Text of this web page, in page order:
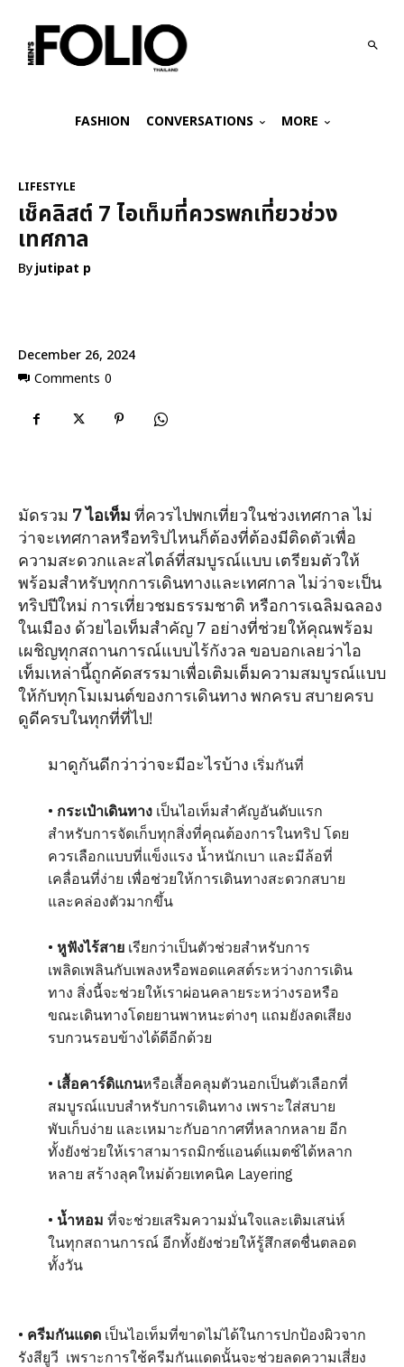
FASHION CONVERSATIONS MORE
December 26, 2024
Comments 0
LIFESTYLE
เช็คลิสต์ 7 ไอเท็มที่ควรพกเที่ยวช่วง
เทศกาล
Byjutipat p
มัดรวม 7 ไอเท็ม ที่ควรไปพกเที่ยวในช่วงเทศกาล ไม่
ว่าจะเทศกาลหรือทริปไหนก็ต้องที่ต้องมีติดตัวเพื่อ
ความสะดวกและสไตล์ที่สมบูรณ์แบบ เตรียมตัวให้
พร้อมสำหรับทุกการเดินทางและเทศกาล ไม่ว่าจะเป็น
ทริปปีใหม่ การเที่ยวชมธรรมชาติ หรือการเฉลิมฉลอง
ในเมือง ด้วยไอเท็มสำคัญ 7 อย่างที่ช่วยให้คุณพร้อม
เผชิญทุกสถานการณ์แบบไร้กังวล ขอบอกเลยว่าไอ
เท็มเหล่านี้ถูกคัดสรรมาเพื่อเติมเต็มความสมบูรณ์แบบ
ให้กับทุกโมเมนต์ของการเดินทาง พกครบ สบายครบ
ดูดีครบในทุกที่ที่ไป!
มาดูกันดีกว่าว่าจะมีอะไรบ้าง เริ่มกันที่
• กระเป๋าเดินทางเป็นไอเท็มสำคัญอันดับแรก
สำหรับการจัดเก็บทุกสิ่งที่คุณต้องการในทริป โดย
ควรเลือกแบบที่แข็งแรง น้ำหนักเบา และมีล้อที่
เคลื่อนที่ง่าย เพื่อช่วยให้การเดินทางสะดวกสบาย
และคล่องตัวมากขึ้น
• หูฟังไร้สายเรียกว่าเป็นตัวช่วยสำหรับการ
เพลิดเพลินกับเพลงหรือพอดแคสต์ระหว่างการเดิน
ทาง สิ่งนี้จะช่วยให้เราผ่อนคลายระหว่างรอหรือ
ขณะเดินทางโดยยานพาหนะต่างๆ แถมยังลดเสียง
รบกวนรอบข้างได้ดีอีกด้วย
• เสื้อคาร์ดิแกนหรือเสื้อคลุมตัวนอกเป็นตัวเลือกที่
สมบูรณ์แบบสำหรับการเดินทาง เพราะใส่สบาย
พับเก็บง่าย และเหมาะกับอากาศที่หลากหลาย อีก
ทั้งยังช่วยให้เราสามารถมิกซ์แอนด์แมตช์ได้หลาก
หลาย สร้างลุคใหม่ด้วยเทคนิค Layering
• น้ำหอม ที่จะช่วยเสริมความมั่นใจและเติมเสน่ห์
ในทุกสถานการณ์ อีกทั้งยังช่วยให้รู้สึกสดชื่นตลอด
ทั้งวัน
• ครีมกันแดด เป็นไอเท็มที่ขาดไม่ได้ในการปกป้องผิวจาก
รังสียูวี เพราะการใช้ครีมกันแดดนั้นจะช่วยลดความเสี่ยง